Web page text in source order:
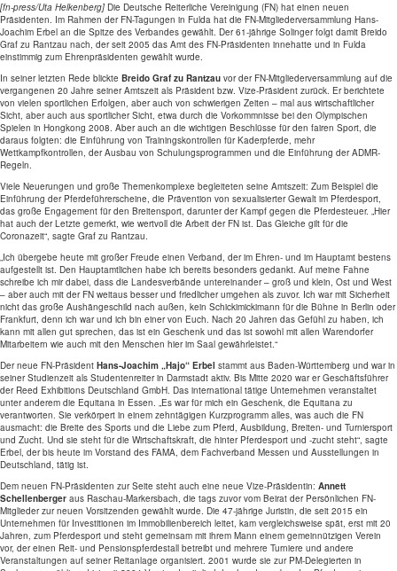
[fn-press/Uta Helkenberg] Die Deutsche Reiterliche Vereinigung (FN) hat einen neuen
Präsidenten. Im Rahmen der FN-Tagungen in Fulda hat die FN-Mitgliederversammlung Hans-
Joachim Erbel an die Spitze des Verbandes gewählt. Der 61-jährige Solinger folgt damit Breido
Graf zu Rantzau nach, der seit 2005 das Amt des FN-Präsidenten innehatte und in Fulda
einstimmig zum Ehrenpräsidenten gewählt wurde.
In seiner letzten Rede blickte Breido Graf zu Rantzau vor der FN-Mitgliederversammlung auf die
vergangenen 20 Jahre seiner Amtszeit als Präsident bzw. Vize-Präsident zurück. Er berichtete
von vielen sportlichen Erfolgen, aber auch von schwierigen Zeiten – mal aus wirtschaftlicher
Sicht, aber auch aus sportlicher Sicht, etwa durch die Vorkommnisse bei den Olympischen
Spielen in Hongkong 2008. Aber auch an die wichtigen Beschlüsse für den fairen Sport, die
daraus folgten: die Einführung von Trainingskontrollen für Kaderpferde, mehr
Wettkampfkontrollen, der Ausbau von Schulungsprogrammen und die Einführung der ADMR-
Regeln.
Viele Neuerungen und große Themenkomplexe begleiteten seine Amtszeit: Zum Beispiel die
Einführung der Pferdeführerscheine, die Prävention von sexualisierter Gewalt im Pferdesport,
das große Engagement für den Breitensport, darunter der Kampf gegen die Pferdesteuer. „Hier
hat auch der Letzte gemerkt, wie wertvoll die Arbeit der FN ist. Das Gleiche gilt für die
Coronazeit“, sagte Graf zu Rantzau.
„Ich übergebe heute mit großer Freude einen Verband, der im Ehren- und im Hauptamt bestens
aufgestellt ist. Den Hauptamtlichen habe ich bereits besonders gedankt. Auf meine Fahne
schreibe ich mir dabei, dass die Landesverbände untereinander – groß und klein, Ost und West
– aber auch mit der FN weitaus besser und friedlicher umgehen als zuvor. Ich war mit Sicherheit
nicht das große Aushängeschild nach außen, kein Schickimickimann für die Bühne in Berlin oder
Frankfurt, denn ich war und ich bin einer von Euch. Nach 20 Jahren das Gefühl zu haben, ich
kann mit allen gut sprechen, das ist ein Geschenk und das ist sowohl mit allen Warendorfer
Mitarbeitern wie auch mit den Menschen hier im Saal gewährleistet.“
Der neue FN-Präsident Hans-Joachim „Hajo“ Erbel stammt aus Baden-Württemberg und war in
seiner Studienzeit als Studentenreiter in Darmstadt aktiv. Bis Mitte 2020 war er Geschäftsführer
der Reed Exhibitions Deutschland GmbH. Das international tätige Unternehmen veranstaltet
unter anderem die Equitana in Essen. „Es war für mich ein Geschenk, die Equitana zu
verantworten. Sie verkörpert in einem zehntägigen Kurzprogramm alles, was auch die FN
ausmacht: die Breite des Sports und die Liebe zum Pferd, Ausbildung, Breiten- und Turniersport
und Zucht. Und sie steht für die Wirtschaftskraft, die hinter Pferdesport und -zucht steht“, sagte
Erbel, der bis heute im Vorstand des FAMA, dem Fachverband Messen und Ausstellungen in
Deutschland, tätig ist.
Dem neuen FN-Präsidenten zur Seite steht auch eine neue Vize-Präsidentin: Annett
Schellenberger aus Raschau-Markersbach, die tags zuvor vom Beirat der Persönlichen FN-
Mitglieder zur neuen Vorsitzenden gewählt wurde. Die 47-jährige Juristin, die seit 2015 ein
Unternehmen für Investitionen im Immobilienbereich leitet, kam vergleichsweise spät, erst mit 20
Jahren, zum Pferdesport und steht gemeinsam mit ihrem Mann einem gemeinnützigen Verein
vor, der einen Reit- und Pensionspferdestall betreibt und mehrere Turniere und andere
Veranstaltungen auf seiner Reitanlage organisiert. 2001 wurde sie zur PM-Delegierten in